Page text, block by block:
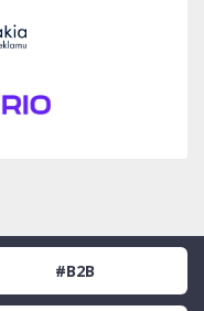
#B2B